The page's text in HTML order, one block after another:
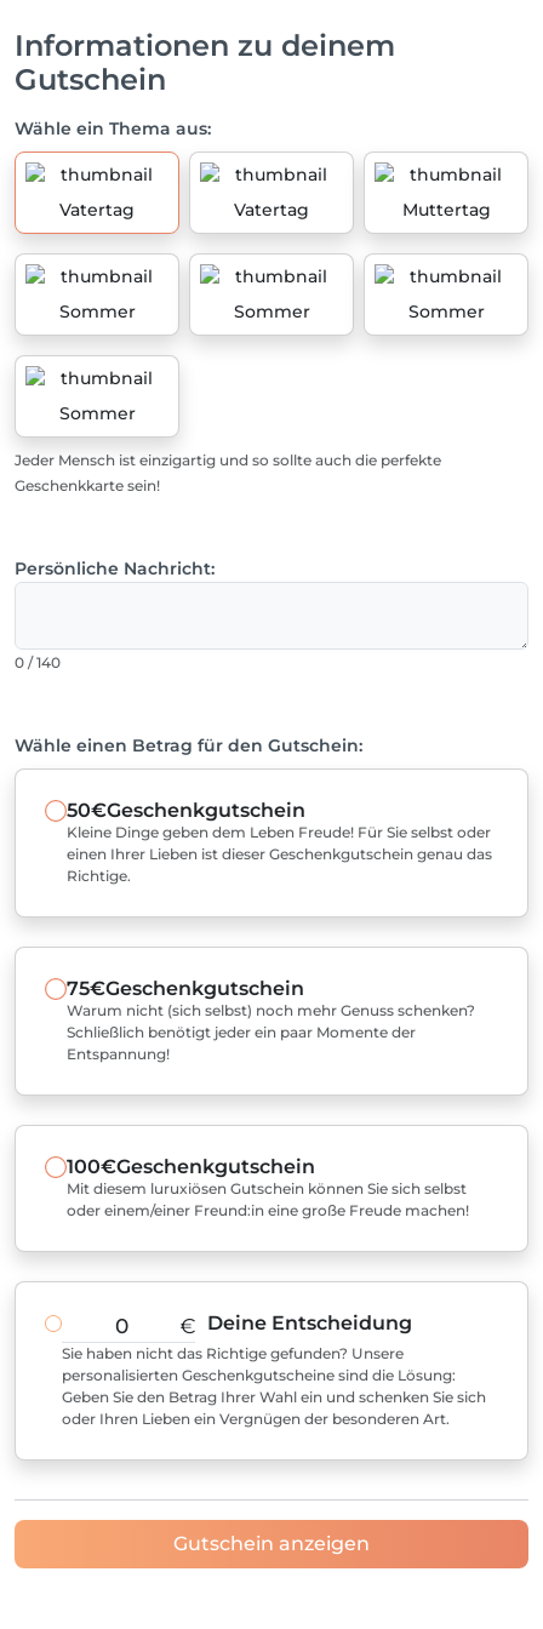
Informationen zu deinem
Gutschein
Wähle ein Thema aus:
Vatertag Vatertag Muttertag
Sommer Sommer Sommer
Sommer
Jeder Mensch ist einzigartig und so sollte auch die perfekte
Geschenkkarte sein!
Persönliche Nachricht:
0 / 140
Wähle einen Betrag für den Gutschein:
50€Geschenkgutschein
Kleine Dinge geben dem Leben Freude! Für Sie selbst oder
einen Ihrer Lieben ist dieser Geschenkgutschein genau das
Richtige.
75€Geschenkgutschein
Warum nicht (sich selbst) noch mehr Genuss schenken?
Schließlich benötigt jeder ein paar Momente der
Entspannung!
100€Geschenkgutschein
Mit diesem luruxiösen Gutschein können Sie sich selbst
oder einem/einer Freund:in eine große Freude machen!
€ Deine Entscheidung
Sie haben nicht das Richtige gefunden? Unsere
personalisierten Geschenkgutscheine sind die Lösung:
Geben Sie den Betrag Ihrer Wahl ein und schenken Sie sich
oder Ihren Lieben ein Vergnügen der besonderen Art.
Gutschein anzeigen